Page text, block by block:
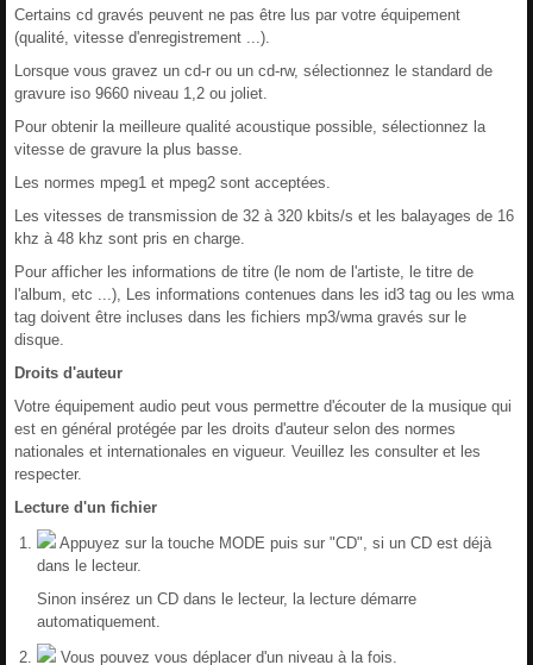
Certains cd gravés peuvent ne pas être lus par votre équipement
(qualité, vitesse d'enregistrement ...).
Lorsque vous gravez un cd-r ou un cd-rw, sélectionnez le standard de
gravure iso 9660 niveau 1,2 ou joliet.
Pour obtenir la meilleure qualité acoustique possible, sélectionnez la
vitesse de gravure la plus basse.
Les normes mpeg1 et mpeg2 sont acceptées.
Les vitesses de transmission de 32 à 320 kbits/s et les balayages de 16
khz à 48 khz sont pris en charge.
Pour afficher les informations de titre (le nom de l'artiste, le titre de
l'album, etc ...), Les informations contenues dans les id3 tag ou les wma
tag doivent être incluses dans les fichiers mp3/wma gravés sur le
disque.
Droits d'auteur
Votre équipement audio peut vous permettre d'écouter de la musique qui
est en général protégée par les droits d'auteur selon des normes
nationales et internationales en vigueur. Veuillez les consulter et les
respecter.
Lecture d'un fichier
Appuyez sur la touche MODE puis sur "CD", si un CD est déjà
dans le lecteur.
Sinon insérez un CD dans le lecteur, la lecture démarre
automatiquement.
Vous pouvez vous déplacer d'un niveau à la fois.